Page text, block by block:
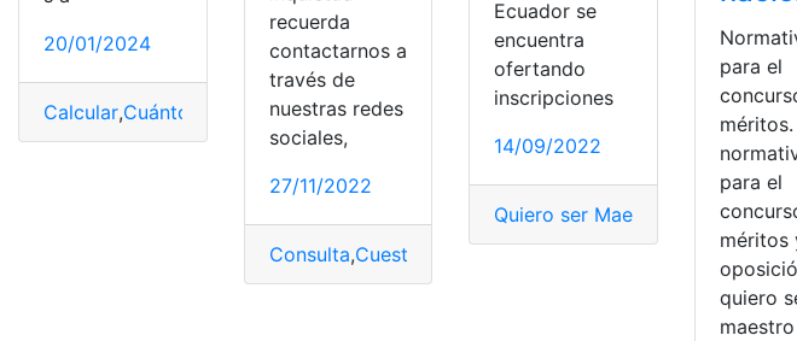
20/01/2024
Calcular,Cuánto IRPF,Puedo,quiero retengan
recuerda
contactarnos a
través de
nuestras redes
sociales,
27/11/2022
Consulta,Cuestionarios
Ecuador se
encuentra
ofertando
inscripciones
14/09/2022
Quiero ser Maestro Ser maestro
para el
méritos.
para el
méritos
quiero